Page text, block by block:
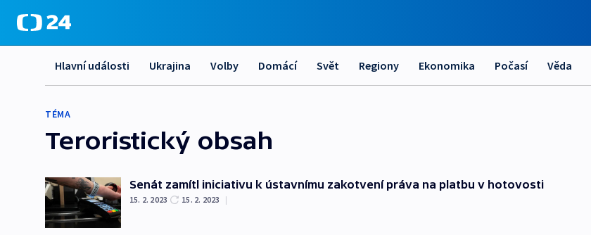
Hlavní události Ukrajina Volby Domácí Svět Regiony Ekonomika Počasí Věda
TÉMA
Teroristický obsah
Senát zamítl iniciativu k ústavnímu zakotvení práva na platbu v hotovosti
15. 2. 2023 15. 2. 2023 |